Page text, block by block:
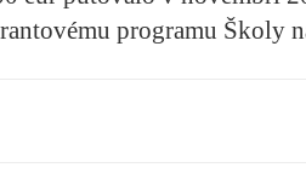
programu Školy